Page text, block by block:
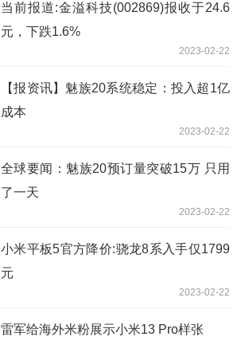
当前报道:金溢科技(002869)报收于24.6
元，下跌1.6%
2023-02-22
【报资讯】魅族20系统稳定：投入超1亿
成本
2023-02-22
全球要闻：魅族20预订量突破15万 只用
了一天
2023-02-22
小米平板5官方降价:骁龙8系入手仅1799
元
2023-02-22
雷军给海外米粉展示小米13 Pro样张